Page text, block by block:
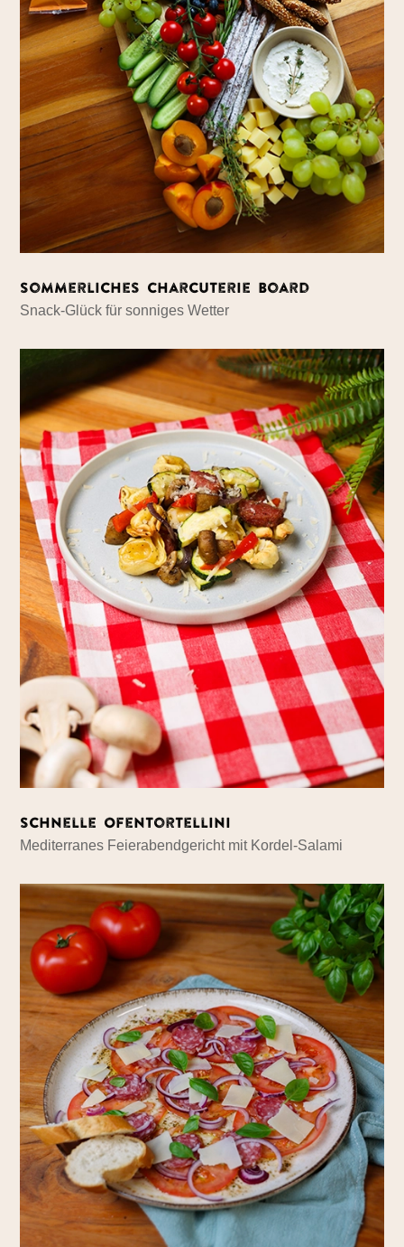
Sommerliches Charcuterie Board
Snack-Glück für sonniges Wetter
Schnelle Ofentortellini
Mediterranes Feierabendgericht mit Kordel-Salami